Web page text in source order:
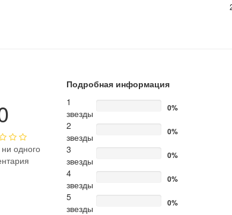
одного
Подробная информация
1
звезды
0%
2
звезды
0%
3
звезды
0%
4
звезды
0%
5
звезды
0%